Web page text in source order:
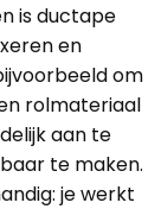
is ductape
en
om
rolmateriaal
aan te
te maken.
je werkt